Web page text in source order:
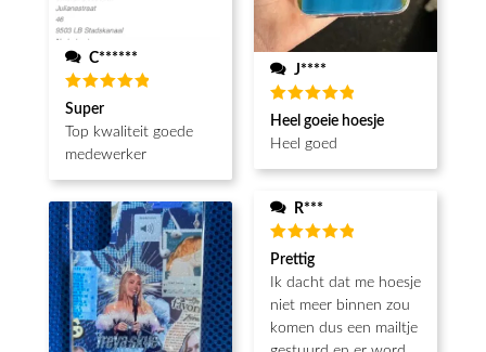
C******
Waardering
5 uit 5
Super
Top kwaliteit goede
medewerker
J****
Waardering
5uit 5
Heel goeie hoesje
Heel goed
R***
Waardering
5 uit 5
Prettig
Ik dacht dat me hoesje
niet meer binnen zou
komen dus een mailtje